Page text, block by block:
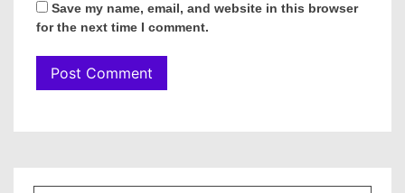
Save my name, email, and website in this browser
for the next time I comment.